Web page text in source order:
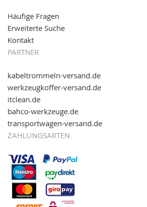
Häufige Fragen
Erweiterte Suche
Kontakt
PARTNER
kabeltrommeln-versand.de
werkzeugkoffer-versand.de
itclean.de
bahco-werkzeuge.de
transportwagen-versand.de
ZAHLUNGSARTEN